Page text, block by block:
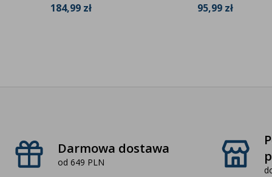
184,99 zł 95,99 zł
Darmowa dostawa
od 649 PLN